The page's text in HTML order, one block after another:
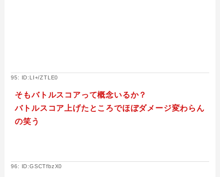
95: ID:LI+/ZTLE0
そもバトルスコアって概念いるか？
バトルスコア上げたところでほぼダメージ変わらん
の笑う
96: ID:GSCTfbzX0